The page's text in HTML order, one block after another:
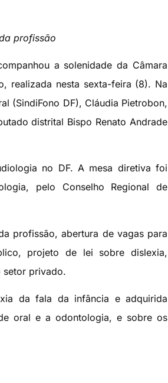
profissão
a solenidade da Câmara
realizada nesta sexta-feira (8). Na
(SindiFono DF), Cláudia Pietrobon,
distrital Bispo Renato Andrade
no DF. A mesa diretiva foi
pelo Conselho Regional de
profissão, abertura de vagas para
projeto de lei sobre dislexia,
setor privado.
da fala da infância e adquirida
oral e a odontologia, e sobre os